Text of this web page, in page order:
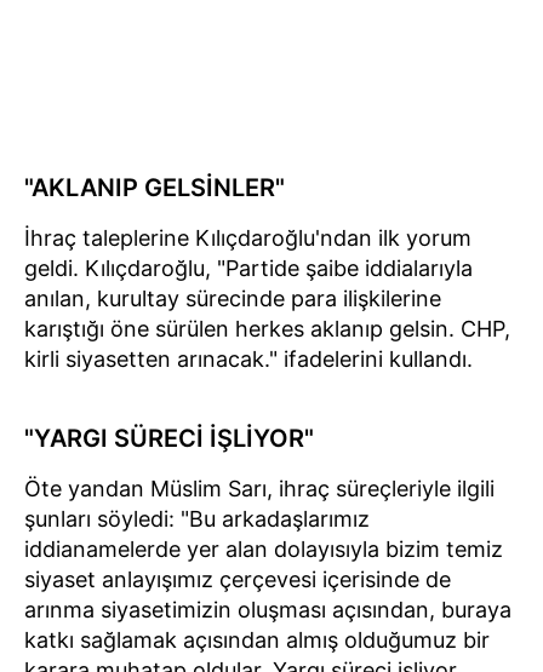
"AKLANIP GELSİNLER"
İhraç taleplerine Kılıçdaroğlu'ndan ilk yorum
geldi. Kılıçdaroğlu, "Partide şaibe iddialarıyla
anılan, kurultay sürecinde para ilişkilerine
karıştığı öne sürülen herkes aklanıp gelsin. CHP,
kirli siyasetten arınacak." ifadelerini kullandı.
"YARGI SÜRECİ İŞLİYOR"
Öte yandan Müslim Sarı, ihraç süreçleriyle ilgili
şunları söyledi: "Bu arkadaşlarımız
iddianamelerde yer alan dolayısıyla bizim temiz
siyaset anlayışımız çerçevesi içerisinde de
arınma siyasetimizin oluşması açısından, buraya
katkı sağlamak açısından almış olduğumuz bir